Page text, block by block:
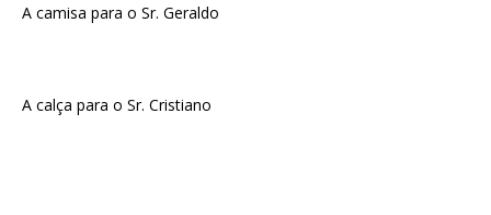
A camisa para o Sr. Geraldo
A calça para o Sr. Cristiano